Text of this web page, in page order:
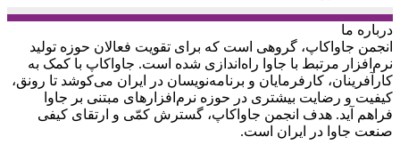
درباره‌ ما
انجمن جاواکاپ، گروهی است که برای تقویت فعالان حوزه‌ تولید
نرم‌افزار مرتبط با جاوا راه‌اندازی شده است. جاواکاپ با کمک به
کارآفرینان، کارفرمایان و برنامه‌نویسان در ایران می‌کوشد تا رونق،
کیفیت و رضایت بیشتری در حوزه‌ نرم‌افزارهای مبتنی بر جاوا
فراهم آید. هدف انجمن جاواکاپ، گسترش کمّی و ارتقای کیفی
صنعت جاوا در ایران است.